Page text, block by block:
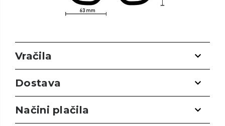
Vračila
Dostava
Načini plačila